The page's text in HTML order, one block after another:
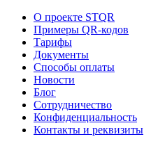
О проекте STQR
Примеры QR-кодов
Тарифы
Документы
Способы оплаты
Новости
Блог
Сотрудничество
Конфиденциальность
Контакты и реквизиты